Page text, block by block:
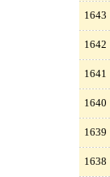
1643
1642
1641
1640
1639
1638